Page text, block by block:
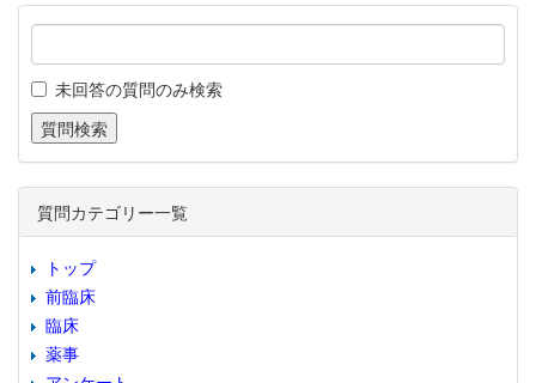
未回答の質問のみ検索
質問カテゴリー一覧
トップ
前臨床
臨床
薬事